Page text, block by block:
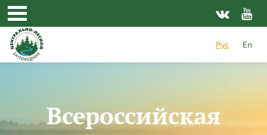
Перейти к основному содержанию
Рус
En
Всероссийская